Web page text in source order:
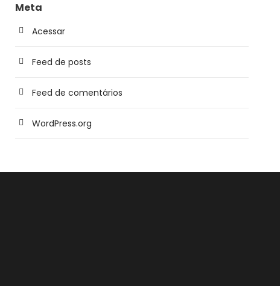
Meta
Acessar
Feed de posts
Feed de comentários
WordPress.org